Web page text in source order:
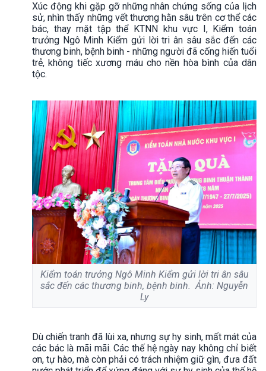
Xúc động khi gặp gỡ những nhân chứng sống của lịch
sử, nhìn thấy những vết thương hằn sâu trên cơ thể các
bác, thay mặt tập thể KTNN khu vực I, Kiểm toán
trưởng Ngô Minh Kiểm gửi lời tri ân sâu sắc đến các
thương binh, bệnh binh - những người đã cống hiến tuổi
trẻ, không tiếc xương máu cho nền hòa bình của dân
tộc.
Kiểm toán trưởng Ngô Minh Kiểm gửi lời tri ân sâu
sắc đến các thương binh, bệnh binh. Ảnh: Nguyễn
Ly
Dù chiến tranh đã lùi xa, nhưng sự hy sinh, mất mát của
các bác là mãi mãi. Các thế hệ ngày nay không chỉ biết
ơn, tự hào, mà còn phải có trách nhiệm giữ gìn, đưa đất